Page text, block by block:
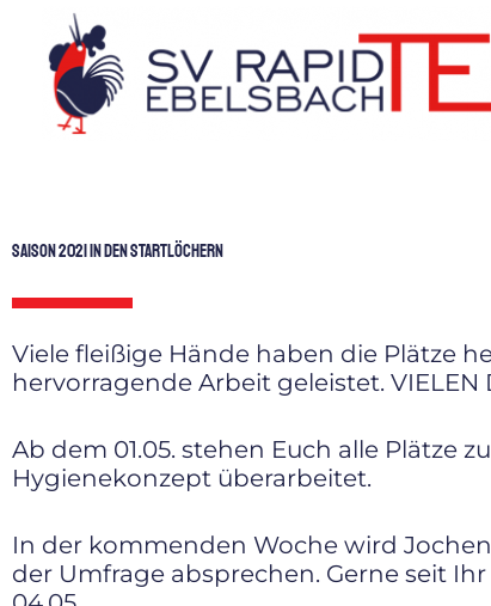
springen
SAISON 2021 in den STARTLÖCHERN
Viele fleißige Hände haben die Plätze
hervorragende Arbeit geleistet. VIELEN
Ab dem 01.05. stehen Euch alle Plätze
Hygienekonzept überarbeitet.
In der kommenden Woche wird
der Umfrage absprechen. Gerne seit